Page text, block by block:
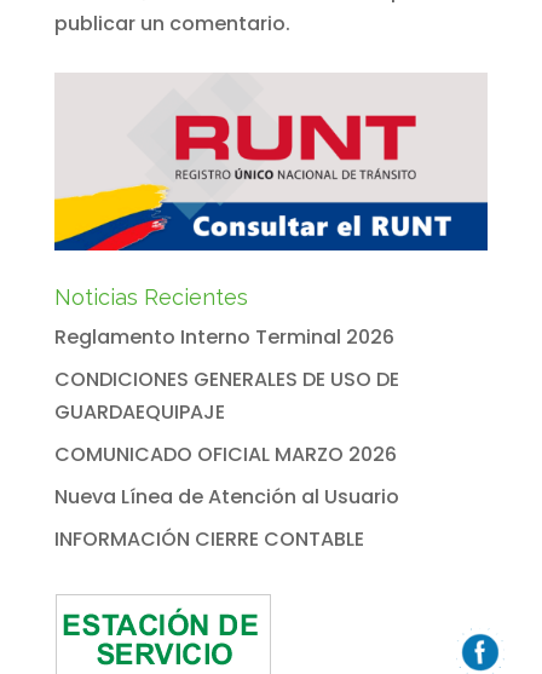
publicar un comentario.
Noticias Recientes
Reglamento Interno Terminal 2026
CONDICIONES GENERALES DE USO DE
GUARDAEQUIPAJE
COMUNICADO OFICIAL MARZO 2026
Nueva Línea de Atención al Usuario
INFORMACIÓN CIERRE CONTABLE